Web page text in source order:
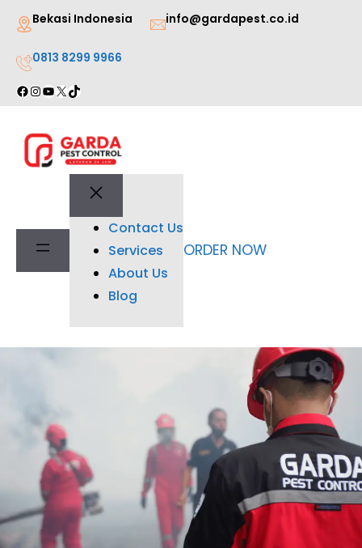
Lewati
konten
Bekasi Indonesia info@gardapest.co.id
0813 8299 9966
Facebook
Instagram
YouTube
X TikTok
Contact Us
Services
About Us
Blog
ORDER NOW